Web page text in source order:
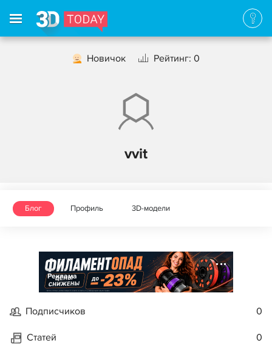
Новичок Рейтинг: 0
vvit
Блог Профиль 3D-модели
Реклама
Подписчиков 0
Статей 0